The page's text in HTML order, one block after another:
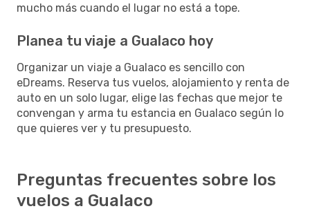
mucho más cuando el lugar no está a tope.
Planea tu viaje a Gualaco hoy
Organizar un viaje a Gualaco es sencillo con
eDreams. Reserva tus vuelos, alojamiento y renta de
auto en un solo lugar, elige las fechas que mejor te
convengan y arma tu estancia en Gualaco según lo
que quieres ver y tu presupuesto.
Preguntas frecuentes sobre los
vuelos a Gualaco